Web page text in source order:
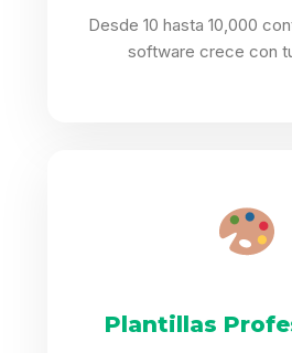
Desde 10 hasta 10,000
software crece con
Plantillas